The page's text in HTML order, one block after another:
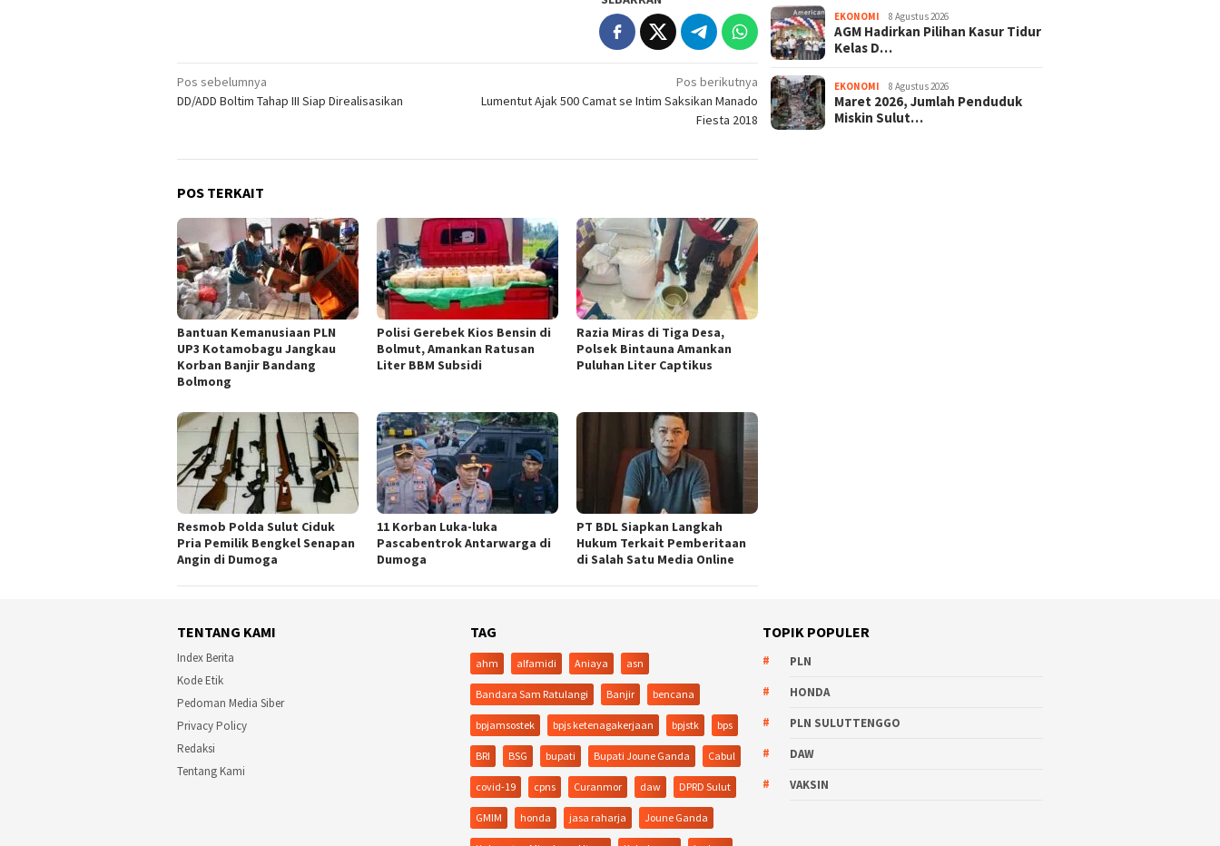
Navigasi
pos
Pos sebelumnya
DD/ADD Boltim Tahap III Siap Direalisasikan
Pos berikutnya
Lumentut Ajak 500 Camat se Intim Saksikan Manado
Fiesta 2018
POS TERKAIT
Bantuan Kemanusiaan PLN
UP3 Kotamobagu Jangkau
Korban Banjir Bandang
Bolmong
Polisi Gerebek Kios Bensin di
Bolmut, Amankan Ratusan
Liter BBM Subsidi
Razia Miras di Tiga Desa,
Polsek Bintauna Amankan
Puluhan Liter Captikus
Resmob Polda Sulut Ciduk
Pria Pemilik Bengkel Senapan
Angin di Dumoga
11 Korban Luka-luka
Pascabentrok Antarwarga di
Dumoga
PT BDL Siapkan Langkah
Hukum Terkait Pemberitaan
di Salah Satu Media Online
EKONOMI 8 Agustus 2026
AGM Hadirkan Pilihan Kasur Tidur
Kelas D…
EKONOMI 8 Agustus 2026
Maret 2026, Jumlah Penduduk
Miskin Sulut…
TENTANG KAMI
Index Berita
Kode Etik
Pedoman Media Siber
Privacy Policy
Redaksi
Tentang Kami
TAG
ahm alfamidi Aniaya asn
Bandara Sam Ratulangi Banjir bencana
bpjamsostek bpjs ketenagakerjaan bpjstk bps
BRI BSG bupati Bupati Joune Ganda Cabul
covid-19 cpns Curanmor daw DPRD Sulut
GMIM honda jasa raharja Joune Ganda
TOPIK POPULER
PLN
HONDA
PLN SULUTTENGGO
DAW
VAKSIN